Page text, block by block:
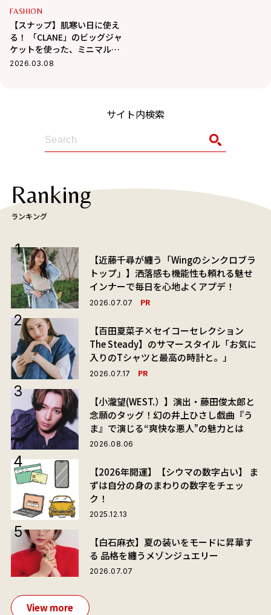
FASHION
【スナップ】肌寒い日に使え
る！ 「CLANE」のビッグジャ
ケットを使った、ミニマルな
ショーパンコーデ
2026.03.08
サイト内検索
Ranking
ランキング
【近藤千尋が纏う「Wingのシンクロブラ
トップ」】洒落感も機能性も頼れる魅せ
インナーで毎日を心地よくアプデ！
2026.07.07 PR
【百田夏菜子×セイコーセレクション
The Steady】のサマースタイル「お気に
入りのTシャツと最高の時計と。」
2026.07.17 PR
【小瀧望(WEST.）】演出・藤田俊太郎と
念願のタッグ！幻の井上ひさし戯曲『う
ま』で演じる“爽快な悪人”の魅力とは
2026.08.06
【2026年開運】【シウマの数字占い】 ま
ずは自分の身のまわりの数字をチェッ
ク！
2025.12.13
【白石麻衣】夏の装いをモードに昇華す
る 品格を纏うメゾンジュエリー
2026.07.07
View more